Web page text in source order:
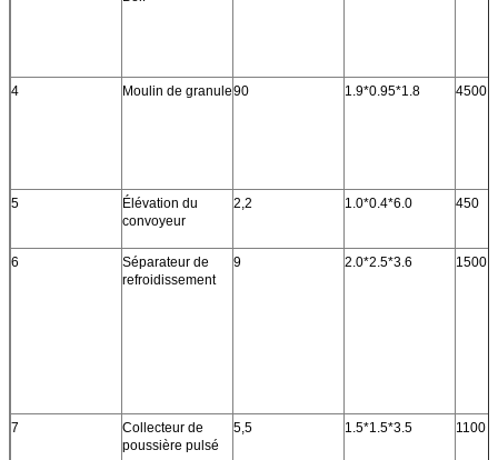
4 Moulin de granule90 1.9*0.95*1.8 4500
5
Élévation du
convoyeur
2,2 1.0*0.4*6.0 450
6
Séparateur de
refroidissement
9 2.0*2.5*3.6 1500
7
Collecteur de
poussière pulsé
5,5 1.5*1.5*3.5 1100